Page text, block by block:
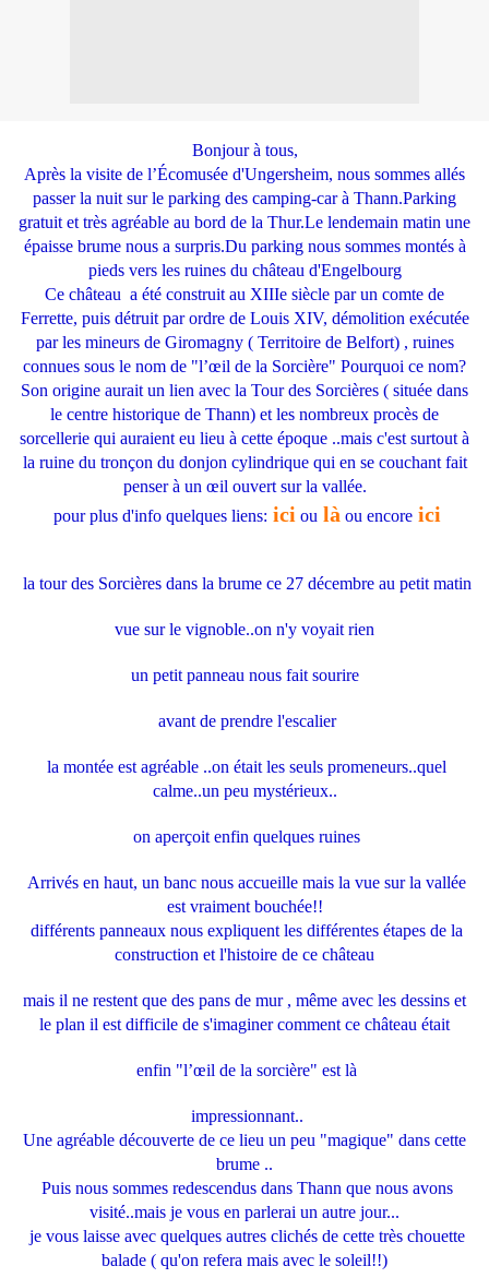
Bonjour à tous,
Après la visite de l’Écomusée d'Ungersheim, nous sommes allés
passer la nuit sur le parking des camping-car à Thann.Parking
gratuit et très agréable au bord de la Thur.Le lendemain matin une
épaisse brume nous a surpris.Du parking nous sommes montés à
pieds vers les ruines du château d'Engelbourg
Ce château a été construit au XIIIe siècle par un comte de
Ferrette, puis détruit par ordre de Louis XIV, démolition exécutée
par les mineurs de Giromagny ( Territoire de Belfort) , ruines
connues sous le nom de "l’œil de la Sorcière" Pourquoi ce nom?
Son origine aurait un lien avec la Tour des Sorcières ( située dans
le centre historique de Thann) et les nombreux procès de
sorcellerie qui auraient eu lieu à cette époque ..mais c'est surtout à
la ruine du tronçon du donjon cylindrique qui en se couchant fait
penser à un œil ouvert sur la vallée.
pour plus d'info quelques liens: ici ou là ou encore ici
la tour des Sorcières dans la brume ce 27 décembre au petit matin
vue sur le vignoble..on n'y voyait rien
un petit panneau nous fait sourire
avant de prendre l'escalier
la montée est agréable ..on était les seuls promeneurs..quel
calme..un peu mystérieux..
on aperçoit enfin quelques ruines
Arrivés en haut, un banc nous accueille mais la vue sur la vallée
est vraiment bouchée!!
différents panneaux nous expliquent les différentes étapes de la
construction et l'histoire de ce château
mais il ne restent que des pans de mur , même avec les dessins et
le plan il est difficile de s'imaginer comment ce château était
enfin "l’œil de la sorcière" est là
impressionnant..
Une agréable découverte de ce lieu un peu "magique" dans cette
brume ..
Puis nous sommes redescendus dans Thann que nous avons
visité..mais je vous en parlerai un autre jour...
je vous laisse avec quelques autres clichés de cette très chouette
balade ( qu'on refera mais avec le soleil!!)